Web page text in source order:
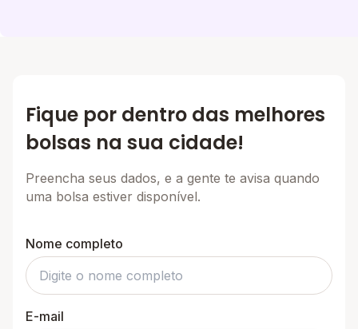
Fique por dentro das melhores
bolsas na sua cidade!
Preencha seus dados, e a gente te avisa quando
uma bolsa estiver disponível.
Nome completo
E-mail